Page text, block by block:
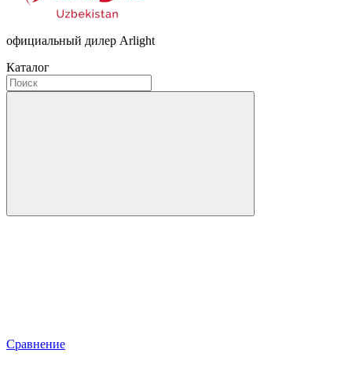
официальный дилер Arlight
Каталог
Сравнение